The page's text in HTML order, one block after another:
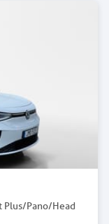
Plus/Pano/Head